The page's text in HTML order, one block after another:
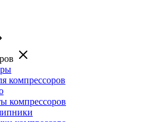
компрессоров
компрессоров